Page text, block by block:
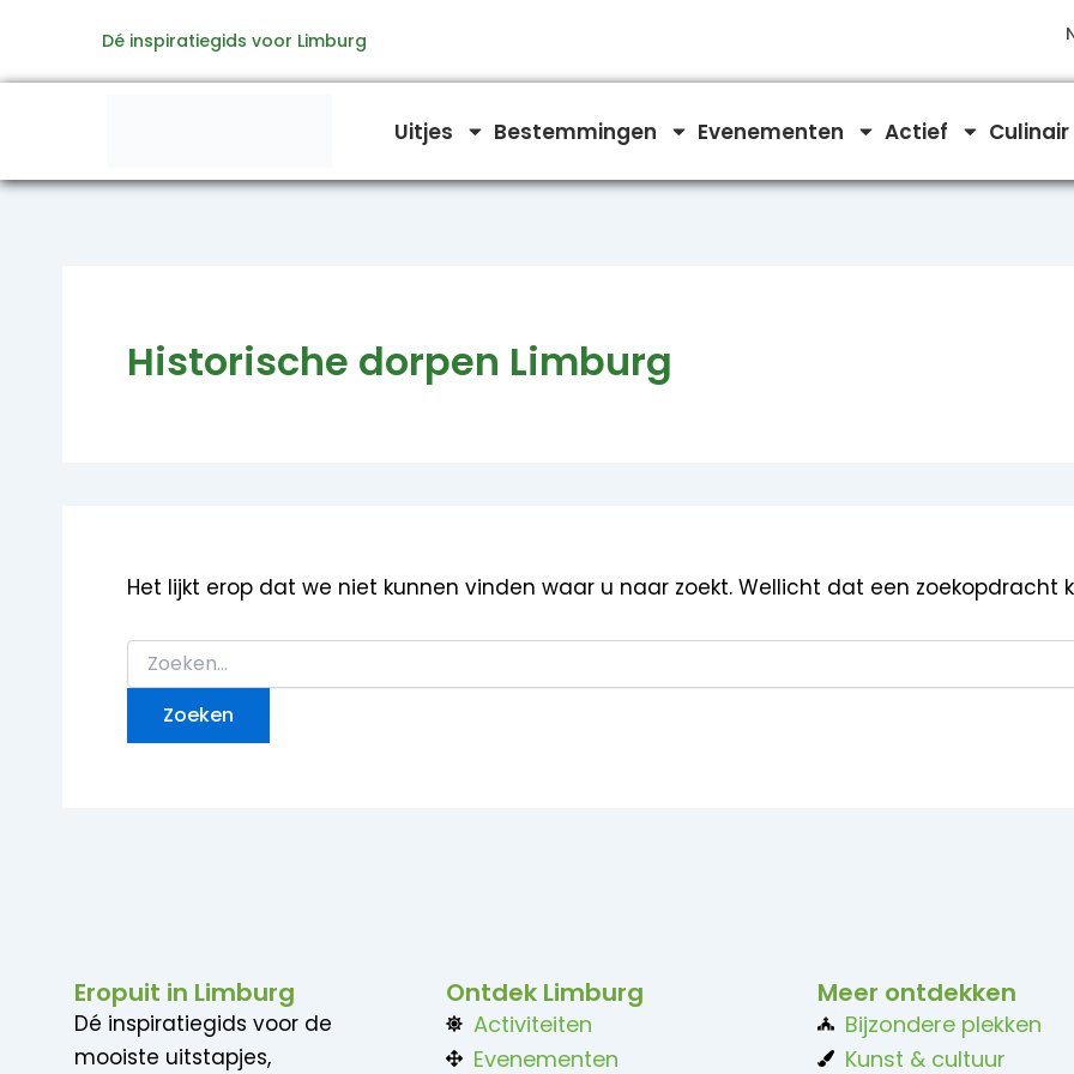
de
Dé inspiratiegids voor Limburg
Uitjes Bestemmingen Evenementen Actief Culinair
Historische dorpen Limburg
Het lijkt erop dat we niet kunnen vinden waar u naar zoekt. Wellicht dat een zoekopdracht
naar:
Eropuit in Limburg
Dé inspiratiegids voor de
mooiste uitstapjes,
Ontdek Limburg
Activiteiten
Evenementen
Meer ontdekken
Bijzondere plekken
Kunst & cultuur